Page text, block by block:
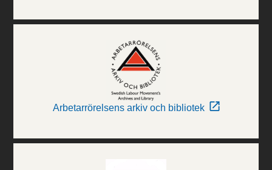
Arbetarrörelsens arkiv och bibliotek